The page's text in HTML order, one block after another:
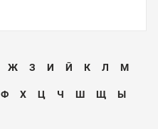
Ж З И Ӣ К Л М
Ф Х Ц Ч Ш Щ Ы